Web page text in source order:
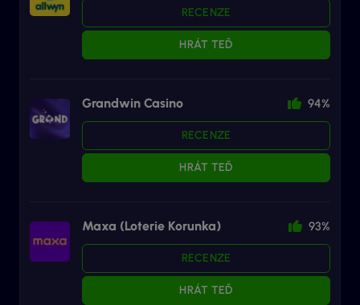
RECENZE
HRÁT TEĎ
Grandwin Casino 94%
RECENZE
HRÁT TEĎ
Maxa (Loterie Korunka) 93%
RECENZE
HRÁT TEĎ